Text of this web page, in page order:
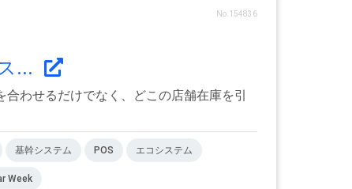
No.154836
...
わせるだけでなく、どこの店舗在庫を引
基幹システム POS エコシステム
Week